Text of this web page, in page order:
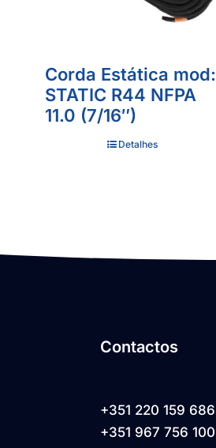
Corda Estática mod:
STATIC R44 NFPA
11.0 (7/16″)
Detalhes
Contactos
+351 220 159 686
+351 967 756 100